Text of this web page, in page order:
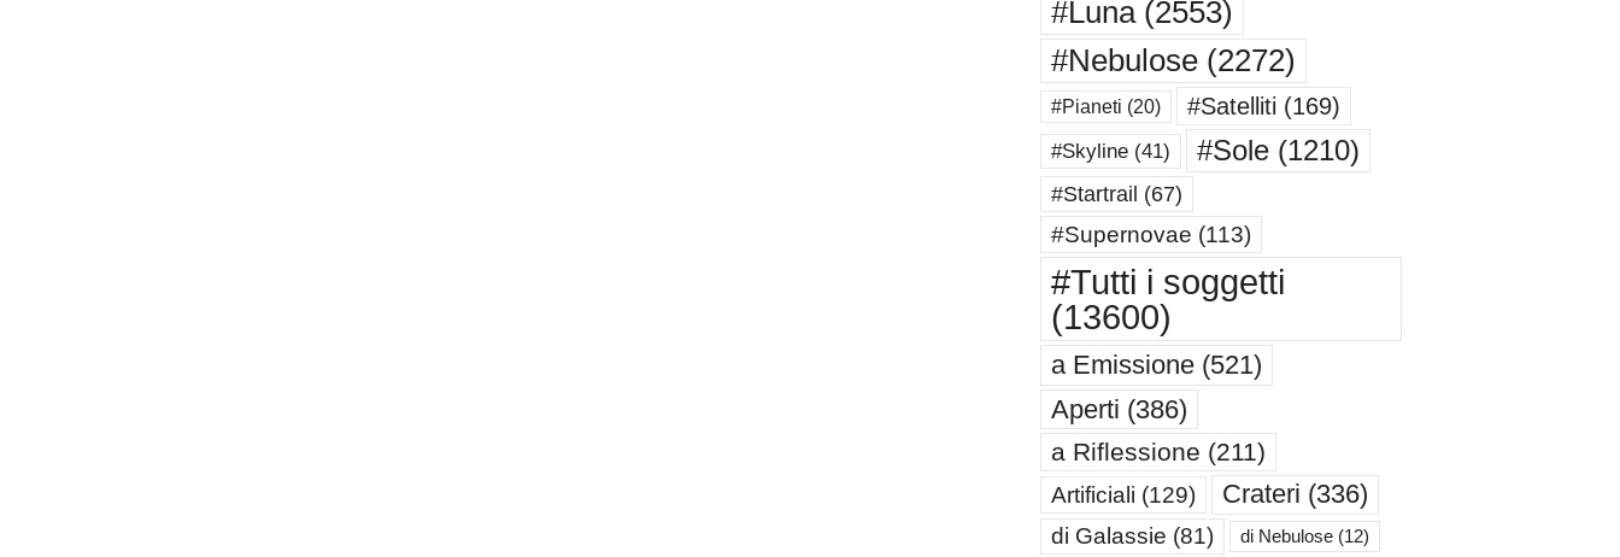
#Luna(2553)
#Nebulose(2272)
#Pianeti (20) #Satelliti (169)
#Skyline(41) #Sole(1210)
#Startrail (67)
#Supernovae (113)
#Tutti i soggetti
(13600)
a Emissione(521)
Aperti (386)
a Riflessione (211)
Artificiali (129) Crateri (336)
di Galassie (81) di Nebulose(12)